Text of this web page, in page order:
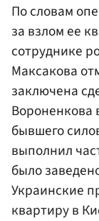
По словам
за взлом ее
сотруднике
Максакова
заключена
Вороненкова
бывшего
выполнил
было
Украинские
квартиру в